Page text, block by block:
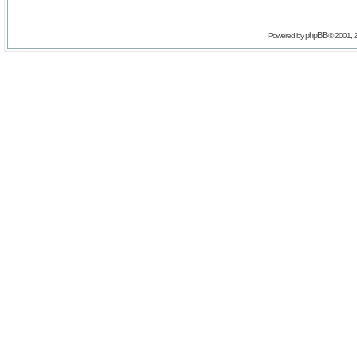
Powered byphpBB© 2001,